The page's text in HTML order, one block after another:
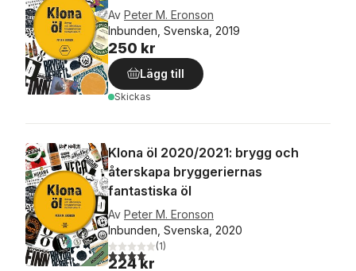
Av Peter M. Eronson
Inbunden, Svenska, 2019
250 kr
Lägg till
Skickas
Klona öl 2020/2021: brygg och
återskapa bryggeriernas
fantastiska öl
Av Peter M. Eronson
Inbunden, Svenska, 2020
4,0utav 5 stjärnor. Totalt antal röster:
(1)
224 kr